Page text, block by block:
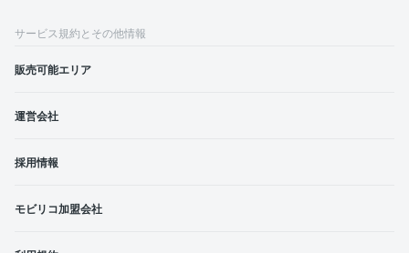
サービス規約とその他情報
販売可能エリア
運営会社
採用情報
モビリコ加盟会社